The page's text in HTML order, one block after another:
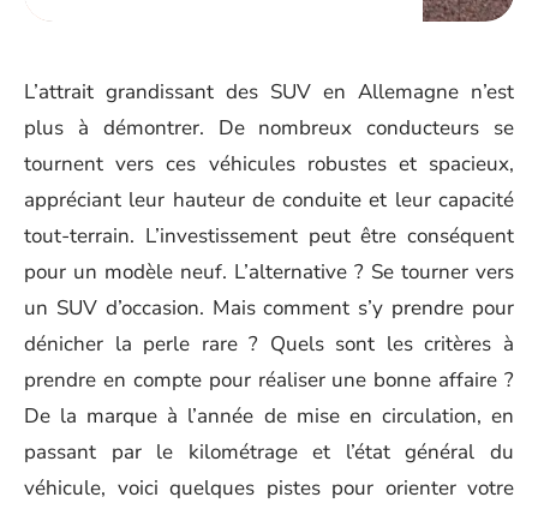
L’attrait grandissant des SUV en Allemagne n’est
plus à démontrer. De nombreux conducteurs se
tournent vers ces véhicules robustes et spacieux,
appréciant leur hauteur de conduite et leur capacité
tout-terrain. L’investissement peut être conséquent
pour un modèle neuf. L’alternative ? Se tourner vers
un SUV d’occasion. Mais comment s’y prendre pour
dénicher la perle rare ? Quels sont les critères à
prendre en compte pour réaliser une bonne affaire ?
De la marque à l’année de mise en circulation, en
passant par le kilométrage et l’état général du
véhicule, voici quelques pistes pour orienter votre